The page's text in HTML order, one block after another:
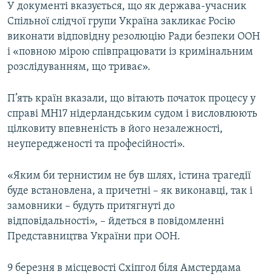
У документі вказується, що як держава-учасник
Спільної слідчої групи Україна закликає Росію
виконати відповідну резолюцію Ради безпеки ООН
і «повною мірою співпрацювати із кримінальним
розслідуванням, що триває».
П’ять країн вказали, що вітають початок процесу у
справі MH17 нідерландським судом і висловлюють
цілковиту впевненість в його незалежності,
неупередженості та професійності».
«Яким би тернистим не був шлях, істина трагедії
буде встановлена, а причетні – як виконавці, так і
замовники – будуть притягнуті до
відповідальності», – йдеться в повідомленні
Представництва України при ООН.
9 березня в місцевості Схіпгол біля Амстердама